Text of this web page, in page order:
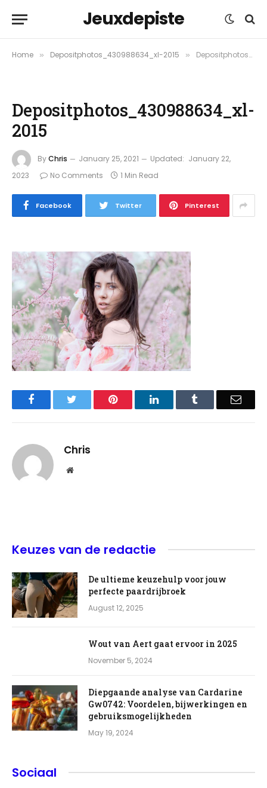
Jeuxdepiste
Home » Depositphotos_430988634_xl-2015 » Depositphotos_430988634_xl-2015
Depositphotos_430988634_xl-
2015
ByChris January 25, 2021 Updated: January 22,
2023
No Comments 1 Min Read
Facebook Twitter Pinterest
Facebook Pinterest LinkedIn Email
Chris
Website
Keuzes van de redactie
De ultieme keuzehulp voor jouw
perfecte paardrijbroek
August 12, 2025
Wout van Aert gaat ervoor in 2025
November 5, 2024
Diepgaande analyse van Cardarine
Gw0742: Voordelen, bijwerkingen en
gebruiksmogelijkheden
May 19, 2024
Sociaal